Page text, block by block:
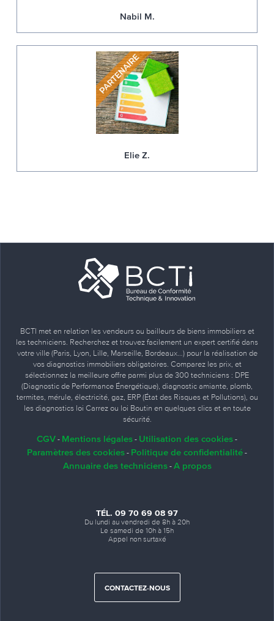
Nabil M.
Elie Z.
BCTI met en relation les vendeurs ou bailleurs de biens immobiliers et
les techniciens. Recherchez et trouvez facilement un expert certifié dans
votre ville (Paris, Lyon, Lille, Marseille, Bordeaux…) pour la réalisation de
vos diagnostics immobiliers obligatoires. Comparez les prix, et
sélectionnez la meilleure offre parmi plus de 300 techniciens : DPE
(Diagnostic de Performance Énergétique), diagnostic amiante, plomb,
termites, mérule, électricité, gaz, ERP (État des Risques et Pollutions), ou
les diagnostics loi Carrez ou loi Boutin en quelques clics et en toute
sécurité.
CGV - Mentions légales - Utilisation des cookies -
Paramètres des cookies - Politique de confidentialité -
Annuaire des techniciens- A propos
TÉL. 09 70 69 08 97
Du lundi au vendredi de 8h à 20h
Le samedi de 10h à 15h
Appel non surtaxé
CONTACTEZ-NOUS